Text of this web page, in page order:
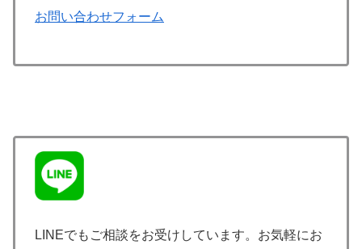
お問い合わせフォーム
LINEでもご相談をお受けしています。お気軽にお